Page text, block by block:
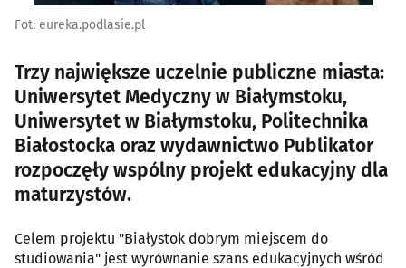
Fot: eureka.podlasie.pl
Trzy największe uczelnie publiczne miasta:
Uniwersytet Medyczny w Białymstoku,
Uniwersytet w Białymstoku, Politechnika
Białostocka oraz wydawnictwo Publikator
rozpoczęły wspólny projekt edukacyjny dla
maturzystów.
Celem projektu "Białystok dobrym miejscem do
studiowania" jest wyrównanie szans edukacyjnych wśród